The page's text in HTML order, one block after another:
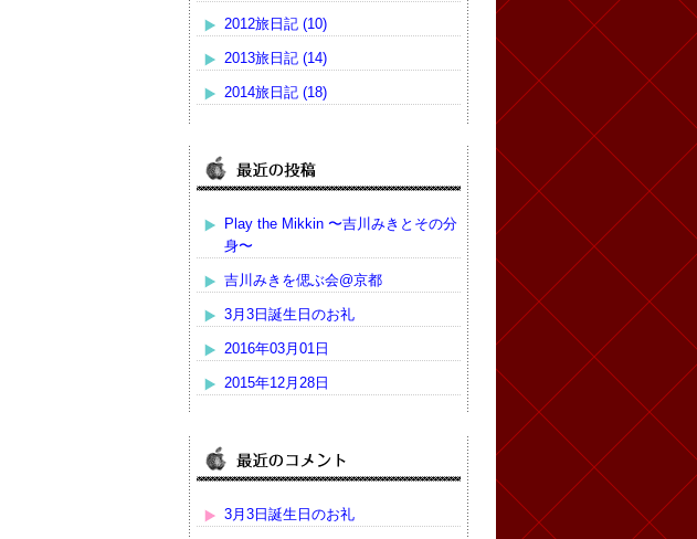
2012旅日記 (10)
2013旅日記 (14)
2014旅日記 (18)
Play the Mikkin 〜吉川みきとその分
身〜
吉川みきを偲ぶ会@京都
3月3日誕生日のお礼
2016年03月01日
2015年12月28日
3月3日誕生日のお礼